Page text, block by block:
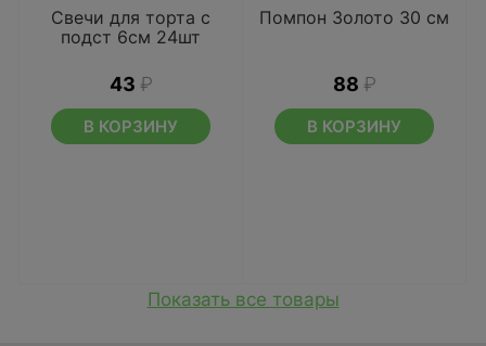
Свечи для торта с
подст 6см 24шт
43 ₽
В КОРЗИНУ
Помпон Золото 30 см
88 ₽
В КОРЗИНУ
Показать все товары